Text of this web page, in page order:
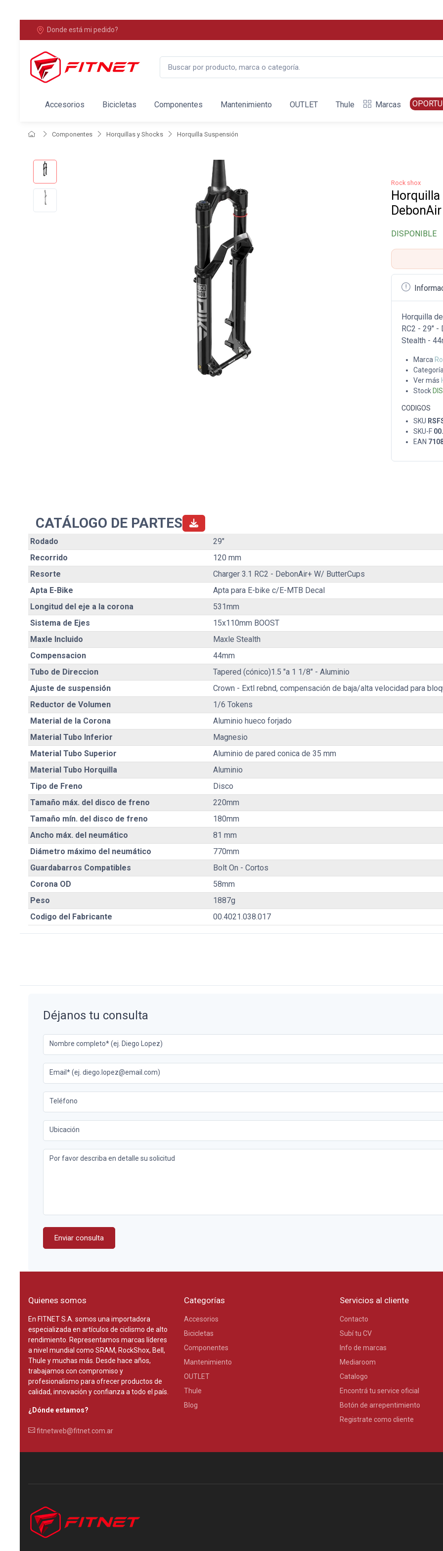
Donde está mi pedido?
Accesorios Bicicletas Componentes Mantenimiento OUTLET Thule Marcas
Componentes Horquillas y Shocks Horquilla Suspensión
Rock shox
DISPONIBLE
Horquilla
RC2 - 29" -
Stealth -
Marca
Categoría
Ver más
Stock
CODIGOS
SKU
SKU-F
EAN
CATÁLOGO DE PARTES
Rodado
29"
Recorrido
120 mm
Resorte
Charger 3.1 RC2 - DebonAir+ W/ ButterCups
Apta E-Bike
Apta para E-bike c/E-MTB Decal
Longitud del eje a la corona
531mm
Sistema de Ejes
15x110mm BOOST
Maxle Incluido
Maxle Stealth
Compensacion
44mm
Tubo de Direccion
Tapered (cónico)1.5 "a 1 1/8" - Aluminio
Ajuste de suspensión
Crown - Extl rebnd, compensación de baja/alta velocidad para
Reductor de Volumen
1/6 Tokens
Material de la Corona
Aluminio hueco forjado
Material Tubo Inferior
Magnesio
Material Tubo Superior
Aluminio de pared conica de 35 mm
Material Tubo Horquilla
Aluminio
Tipo de Freno
Disco
Tamaño máx. del disco de freno
220mm
Tamaño mín. del disco de freno
180mm
Ancho máx. del neumático
81 mm
Diámetro máximo del neumático
770mm
Guardabarros Compatibles
Bolt On - Cortos
Corona OD
58mm
Peso
1887g
Codigo del Fabricante
00.4021.038.017
Déjanos tu consulta
Nombre completo* (ej. Diego Lopez)
Email* (ej. diego.lopez@email.com)
Teléfono
Ubicación
Por favor describa en detalle su solicitud
Enviar consulta
Quienes somos
En FITNET S.A. somos una importadora
especializada en artículos de ciclismo de alto
rendimiento. Representamos marcas líderes
a nivel mundial como SRAM, RockShox, Bell,
Thule y muchas más. Desde hace años,
trabajamos con compromiso y
profesionalismo para ofrecer productos de
calidad, innovación y confianza a todo el país.
¿Dónde estamos?
fitnetweb@fitnet.com.ar
Categorías
Accesorios
Bicicletas
Componentes
Mantenimiento
OUTLET
Thule
Blog
Servicios al cliente
Contacto
Subí tu CV
Info de marcas
Mediaroom
Catalogo
Encontrá tu service oficial
Botón de arrepentimiento
Registrate como cliente